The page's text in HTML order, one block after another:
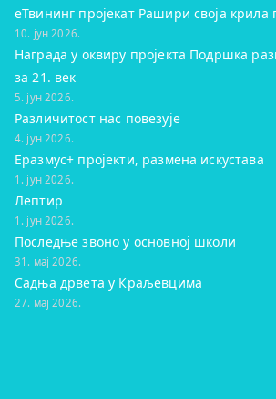
eТвининг пројекат Рашири своја крила
10. јун 2026.
Награда у оквиру пројекта Подршка
за 21. век
5. јун 2026.
Различитост нас повезује
4. јун 2026.
Еразмус+ пројекти, размена искустава
1. јун 2026.
Лептир
1. јун 2026.
Последње звоно у основној школи
31. мај 2026.
Садња дрвета у Краљевцима
27. мај 2026.